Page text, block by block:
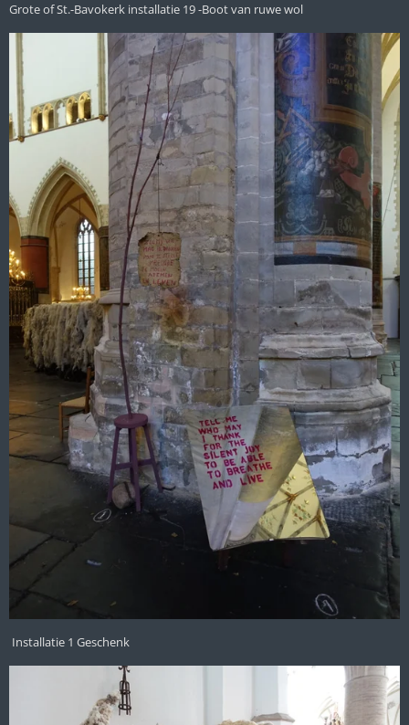
Grote of St.-Bavokerk installatie 19 -Boot van ruwe wol
Installatie 1 Geschenk